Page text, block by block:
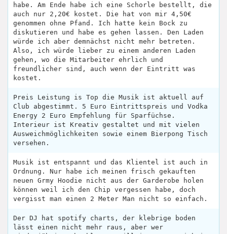
habe. Am Ende habe ich eine Schorle bestellt, die
auch nur 2,20€ kostet. Die hat von mir 4,50€
genommen ohne Pfand. Ich hatte kein Bock zu
diskutieren und habe es gehen lassen. Den Laden
würde ich aber demnächst nicht mehr betreten.
Also, ich würde lieber zu einem anderen Laden
gehen, wo die Mitarbeiter ehrlich und
freundlicher sind, auch wenn der Eintritt was
kostet.
Preis Leistung is Top die Musik ist aktuell auf
Club abgestimmt. 5 Euro Eintrittspreis und Vodka
Energy 2 Euro Empfehlung für Sparfüchse.
Interieur ist Kreativ gestaltet und mit vielen
Ausweichmöglichkeiten sowie einem Bierpong Tisch
versehen.
Musik ist entspannt und das Klientel ist auch in
Ordnung. Nur habe ich meinen frisch gekauften
neuen Grmy Hoodie nicht aus der Garderobe holen
können weil ich den Chip vergessen habe, doch
vergisst man einen 2 Meter Man nicht so einfach.
Der DJ hat spotify charts, der klebrige boden
lässt einen nicht mehr raus, aber wer